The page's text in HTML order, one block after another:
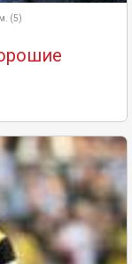
(5)